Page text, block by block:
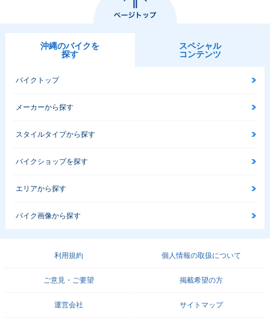
沖縄のバイクを
探す
スペシャル
コンテンツ
バイクトップ
メーカーから探す
スタイルタイプから探す
バイクショップを探す
エリアから探す
バイク画像から探す
利用規約 個人情報の取扱について
ご意見・ご要望 掲載希望の方
運営会社 サイトマップ